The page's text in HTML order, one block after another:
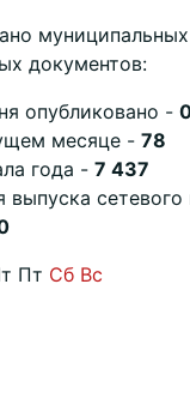
документов:
опубликовано -
месяце - 78
года - 7 437
выпуска
Пт Сб Вс